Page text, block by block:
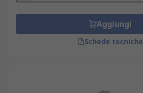
Aggiungi
Schede tecniche